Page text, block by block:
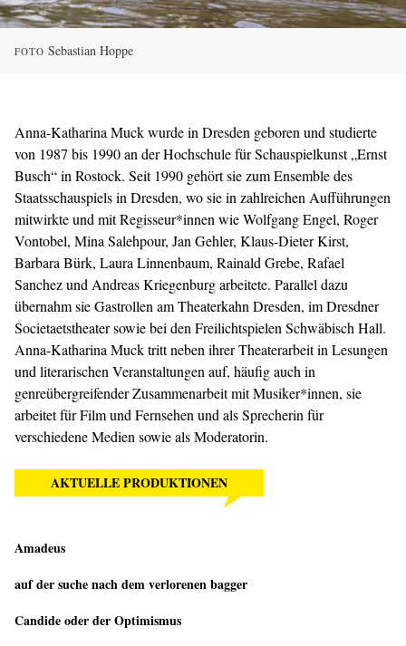
FOTO Sebastian Hoppe
Anna-Katharina Muck wurde in Dresden geboren und studierte
von 1987 bis 1990 an der Hochschule für Schauspielkunst „Ernst
Busch“ in Rostock. Seit 1990 gehört sie zum Ensemble des
Staatsschauspiels in Dresden, wo sie in zahlreichen Aufführungen
mitwirkte und mit Regisseur*innen wie Wolfgang Engel, Roger
Vontobel, Mina Salehpour, Jan Gehler, Klaus-Dieter Kirst,
Barbara Bürk, Laura Linnenbaum, Rainald Grebe, Rafael
Sanchez und Andreas Kriegenburg arbeitete. Parallel dazu
übernahm sie Gastrollen am Theaterkahn Dresden, im Dresdner
Societaetstheater sowie bei den Freilichtspielen Schwäbisch Hall.
Anna-Katharina Muck tritt neben ihrer Theaterarbeit in Lesungen
und literarischen Veranstaltungen auf, häufig auch in
genreübergreifender Zusammenarbeit mit Musiker*innen, sie
arbeitet für Film und Fernsehen und als Sprecherin für
verschiedene Medien sowie als Moderatorin.
AKTUELLE PRODUKTIONEN
Amadeus
auf der suche nach dem verlorenen bagger
Candide oder der Optimismus